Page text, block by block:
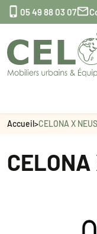
 05 49 88 03 07
Accueil>CELONA X
CELONA